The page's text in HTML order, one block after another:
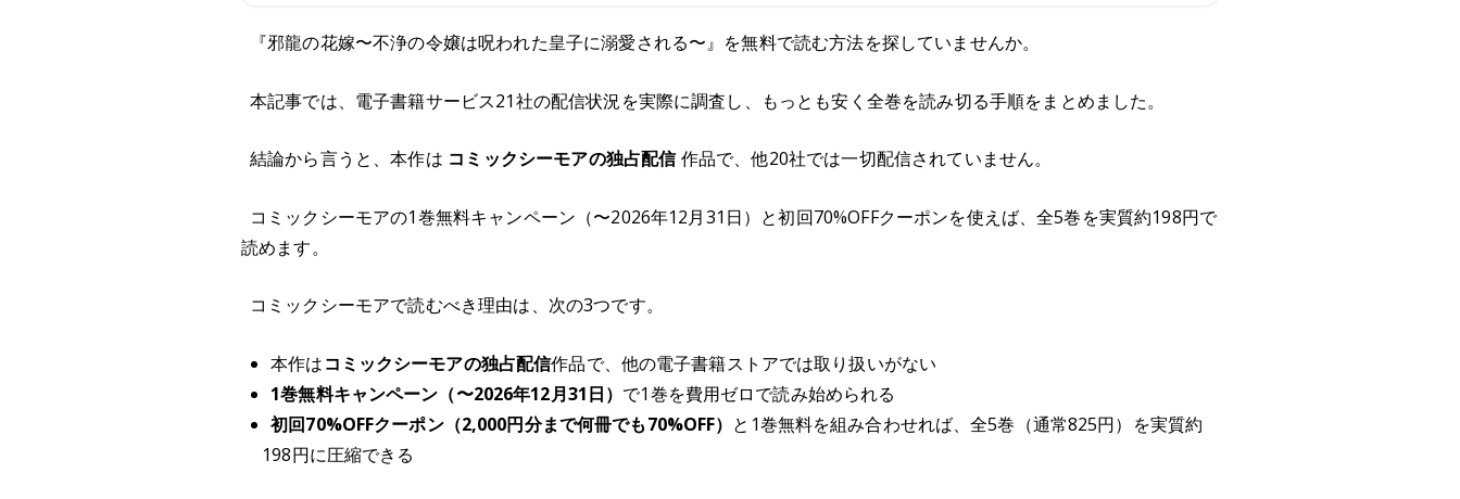
『邪龍の花嫁〜不浄の令嬢は呪われた皇子に溺愛される〜』を無料で読む方法を探していませんか。
本記事では、電子書籍サービス21社の配信状況を実際に調査し、もっとも安く全巻を読み切る手順をまとめました。
結論から言うと、本作は コミックシーモアの独占配信作品で、他20社では一切配信されていません。
コミックシーモアの1巻無料キャンペーン（〜2026年12月31日）と初回70%OFFクーポンを使えば、全5巻を実質約198円で
読めます。
コミックシーモアで読むべき理由は、次の3つです。
本作はコミックシーモアの独占配信作品で、他の電子書籍ストアでは取り扱いがない
1巻無料キャンペーン（〜2026年12月31日） で1巻を費用ゼロで読み始められる
初回70%OFFクーポン（2,000円分まで何冊でも70%OFF） と1巻無料を組み合わせれば、全5巻（通常825円）を実質約
198円に圧縮できる